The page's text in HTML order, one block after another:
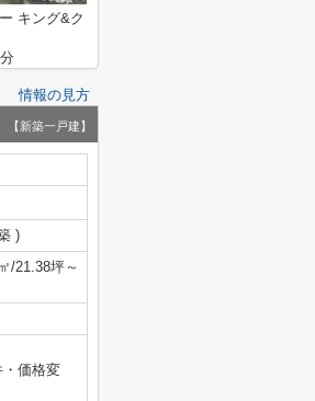
キング&ク
情報の見方
【新築一戸建】
)
/21.38坪～
価格変